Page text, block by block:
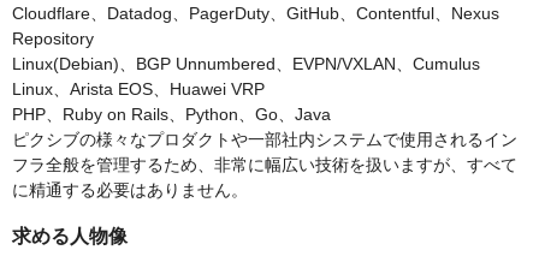
Cloudflare、Datadog、PagerDuty、GitHub、Contentful、Nexus
Repository
Linux(Debian)、BGP Unnumbered、EVPN/VXLAN、Cumulus
Linux、Arista EOS、Huawei VRP
PHP、Ruby on Rails、Python、Go、Java
ピクシブの様々なプロダクトや一部社内システムで使用されるイン
フラ全般を管理するため、非常に幅広い技術を扱いますが、すべて
に精通する必要はありません。
求める人物像